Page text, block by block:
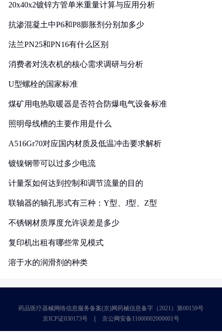
20x40x2镀锌方管单米重量计算与应用分析
抗渗混凝土中P6和P8膨胀剂分别加多少
法兰PN25和PN16有什么区别
消费者对洗衣机的核心需求调研与分析
U型螺栓的国家标准
煤矿用电热取暖器是否符合防爆电气设备标准
照明母线槽的主要作用是什么
A516Gr70对应国内材质及低温冲击要求解析
镀镍钢带可以过多少电流
计量泵如何达到控制和调节流量的目的
联轴器的轴孔形式有三种：Y型、J型、Z型
不锈钢材质厚度允许误差是多少
复印机出租有哪些常见模式
溶于水的润滑剂的种类
药品医疗器械网络信息服务备案(京)网药械信息备字（2021）第00159号
京ICP证030173号
京公网安备11000002000001号